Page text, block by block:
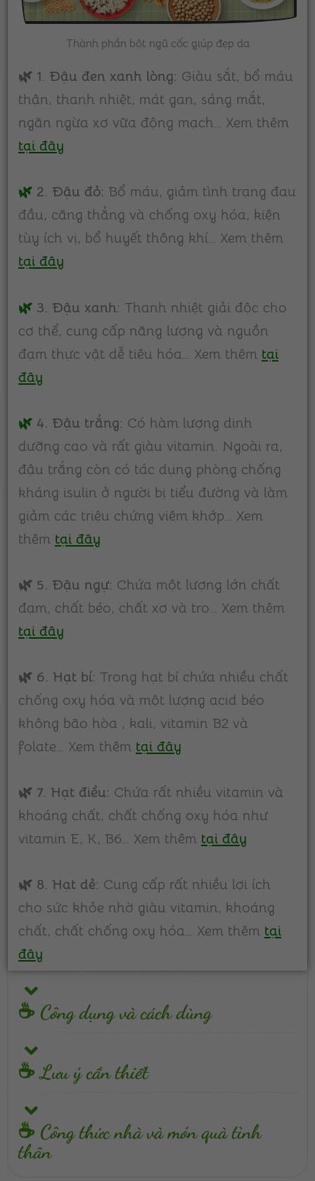
Thành phần bột ngũ cốc giúp đẹp da
🌿 1. Đậu đen xanh lòng: Giàu sắt, bổ máu
thận, thanh nhiệt, mát gan, sáng mắt,
ngăn ngừa xơ vữa động mạch… Xem thêm
tại đây
🌿 2. Đậu đỏ: Bổ máu, giảm tình trạng đau
đầu, căng thẳng và chống oxy hóa, kiện
tùy ích vị, bổ huyết thông khí… Xem thêm
tại đây
🌿 3. Đậu xanh: Thanh nhiệt giải độc cho
cơ thể, cung cấp năng lượng và nguồn
đạm thực vật dễ tiêu hóa… Xem thêm tại
đây
🌿 4. Đậu trắng: Có hàm lượng dinh
dưỡng cao và rất giàu vitamin. Ngoài ra,
đậu trắng còn có tác dụng phòng chống
kháng isulin ở người bị tiểu đường và làm
giảm các triệu chứng viêm khớp… Xem
thêm tại đây
🌿 5. Đậu ngự: Chứa một lượng lớn chất
đạm, chất béo, chất xơ và tro… Xem thêm
tại đây
🌿 6. Hạt bí: Trong hạt bí chứa nhiều chất
chống oxy hóa và một lượng acid béo
không bão hòa , kali, vitamin B2 và
folate… Xem thêm tại đây
🌿 7. Hạt điều: Chứa rất nhiều vitamin và
khoáng chất, chất chống oxy hóa như
vitamin E, K, B6… Xem thêm tại đây
🌿 8. Hạt dẻ: Cung cấp rất nhiều lợi ích
cho sức khỏe nhờ giàu vitamin, khoáng
chất, chất chống oxy hóa… Xem thêm tại
đây
☕ Công dụng và cách dùng
☕ Lưu ý cần thiết
☕ Công thức nhà và món quà tình
thân